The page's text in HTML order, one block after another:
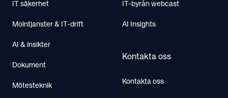
IT säkerhet
Molntjanster & IT-drift
AI & insikter
Dokument
Mötesteknik
IT-byrån webcast
AI Insights
Kontakta oss
Kontakta oss